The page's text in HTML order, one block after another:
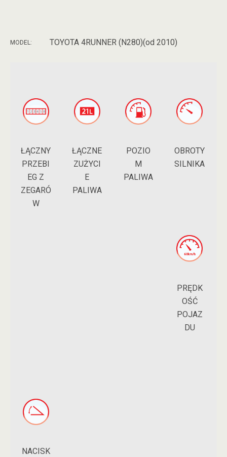
MODEL: TOYOTA 4RUNNER (N280)(od 2010)
ŁĄCZNY
PRZEBI
EG Z
ZEGARÓ
W
ŁĄCZNE
ZUŻYCI
E
PALIWA
POZIO
M
PALIWA
OBROTY
SILNIKA
PRĘDK
OŚĆ
POJAZ
DU
NACISK